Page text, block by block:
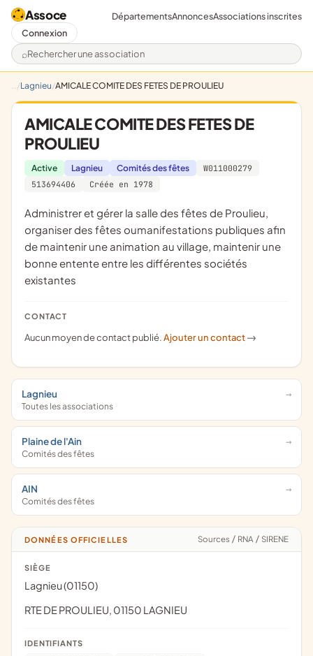
Assoce
Rechercher une association
DépartementsAnnoncesAssociations inscrites
Connexion
Lagnieu AMICALE COMITE DES FETES DE PROULIEU
AMICALE COMITE DES FETES DE
PROULIEU
Active Lagnieu Comités des fêtes
W011000279
513694406
Créée en 1978
administrer et gérer la salle des fêtes de Proulieu,
organiser des fêtes oumanifestations publiques afin
de maintenir une animation au village, maintenir une
bonne entente entre les différentes sociétés
existantes
CONTACT
Aucun moyen de contact publié.Ajouter un contact ->
Lagnieu
Toutes les associations
Plaine de l'Ain
Comités des fêtes
AIN
Comités des fêtes
DONNÉES OFFICIELLES Sources / RNA / SIRENE
SIÈGE
Lagnieu (01150)
RTE DE PROULIEU, 01150 LAGNIEU
IDENTIFIANTS